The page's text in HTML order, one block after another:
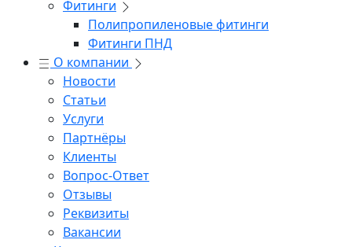
Фитинги
Полипропиленовые фитинги
Фитинги ПНД
О компании
Новости
Статьи
Услуги
Партнёры
Клиенты
Вопрос-Ответ
Отзывы
Реквизиты
Вакансии